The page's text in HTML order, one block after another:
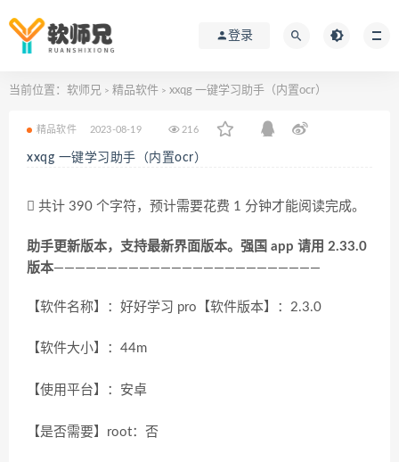
登录
当前位置： 软师兄 > 精品软件 > xxqg 一键学习助手（内置ocr）
精品软件 2023-08-19 216
xxqg 一键学习助手（内置ocr）
共计 390 个字符，预计需要花费 1 分钟才能阅读完成。
助手更新版本，支持最新界面版本。强国 app 请用 2.33.0
版本—————————————————————————
【软件名称】：好好学习 pro【软件版本】：2.3.0
【软件大小】：44m
【使用平台】：安卓
【是否需要】root：否